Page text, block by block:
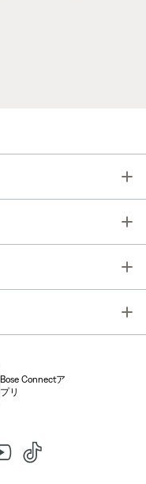
Bose Connectア
プリ